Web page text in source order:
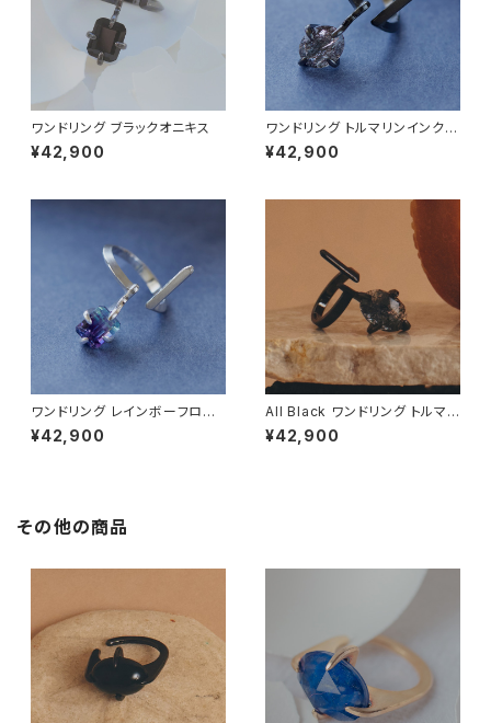
ワンドリング ブラックオニキス
¥42,900
ワンドリング トルマリンインクォ
ーツ
¥42,900
ワンドリング レインボーフロー
ライト
¥42,900
All Black ワンドリング トルマリ
ンインクォーツ 10x14mm タイ
プ
¥42,900
その他の商品